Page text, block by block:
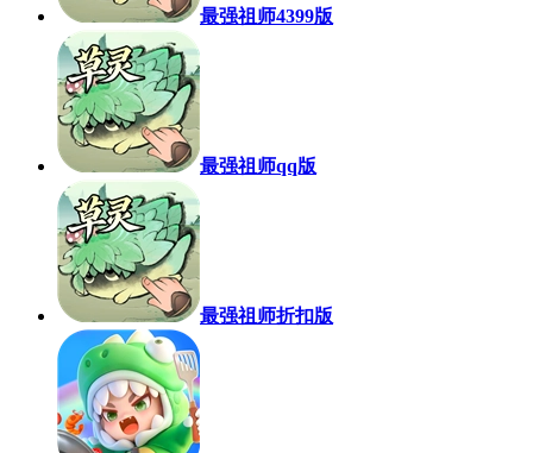
最强祖师4399版
最强祖师qq版
最强祖师折扣版